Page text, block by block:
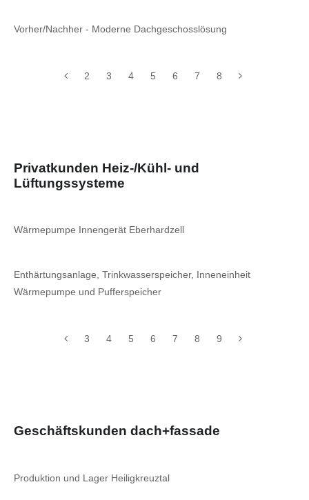
Vorher/Nachher - Moderne Dachgeschosslösung
2 3 4 5 6 7 8
Privatkunden Heiz-/Kühl- und
Lüftungssysteme
Wärmepumpe Innengerät Eberhardzell
Enthärtungsanlage, Trinkwasserspeicher, Inneneinheit
Wärmepumpe und Pufferspeicher
3 4 5 6 7 8 9
Geschäftskunden dach+fassade
Produktion und Lager Heiligkreuztal